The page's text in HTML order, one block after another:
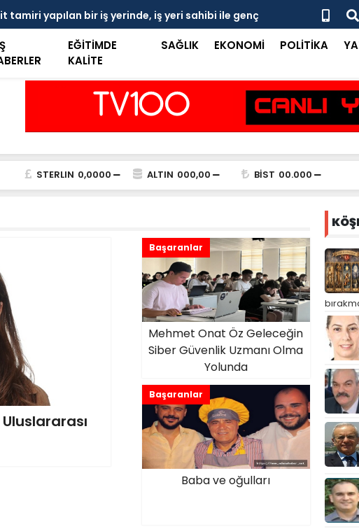
'S plaka' gerilimi: Şoför esnafına biber gazlı
Mersin Sinema
EĞİTİMDE
KALİTE
SAĞLIK EKONOMİ POLİTİKA
STERLIN 0,0000 ALTIN 000,00 BİST 00.000
Başaranlar
Mehmet Onat Öz Geleceğin
Siber Güvenlik Uzmanı Olma
Yolunda
Başaranlar
Baba ve oğulları